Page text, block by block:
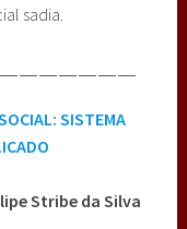
sadia.
SISTEMA
Stribe da Silva